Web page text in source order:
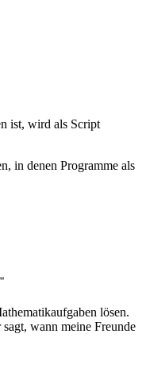
ist, wird als Script
in denen Programme als
lösen.
wann meine Freunde